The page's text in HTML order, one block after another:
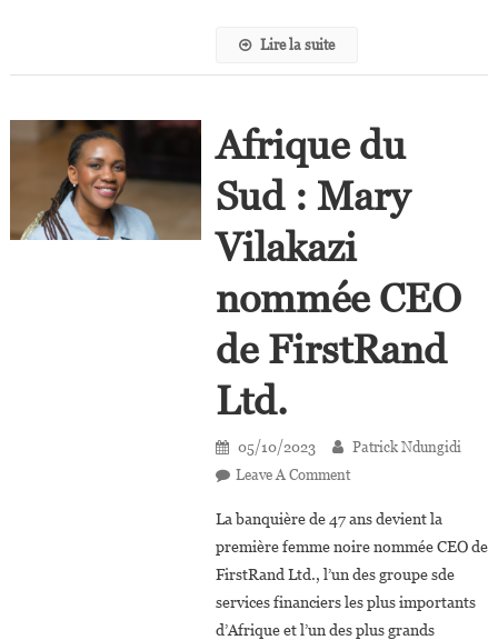
Lire la suite
Afrique du
Sud : Mary
Vilakazi
nommée CEO
de FirstRand
Ltd.
05/10/2023
Patrick Ndungidi
Leave A CommentOn
Du
Sud :
Mary
Vilakazi
Nommée
La banquière de 47 ans devient la
première femme noire nommée CEO de
FirstRand Ltd., l’un des groupe sde
services financiers les plus importants
d’Afrique et l’un des plus grands